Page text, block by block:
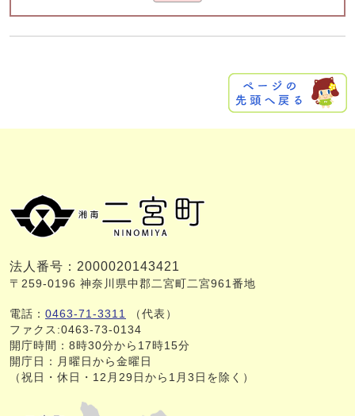
法人番号：2000020143421
〒259-0196 神奈川県中郡二宮町二宮961番地
電話： 0463-71-3311
（代表）
ファクス:0463-73-0134
開庁時間：8時30分から17時15分
開庁日：月曜日から金曜日
（祝日・休日・12月29日から1月3日を除く）